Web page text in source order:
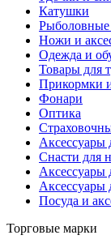
Катушки
Ножи и
Одежда и
Товары для
Прикормки
Фонари
Оптика
Аксессуары
Снасти для
Аксессуары
Аксессуары
Посуда и
Торговые марки